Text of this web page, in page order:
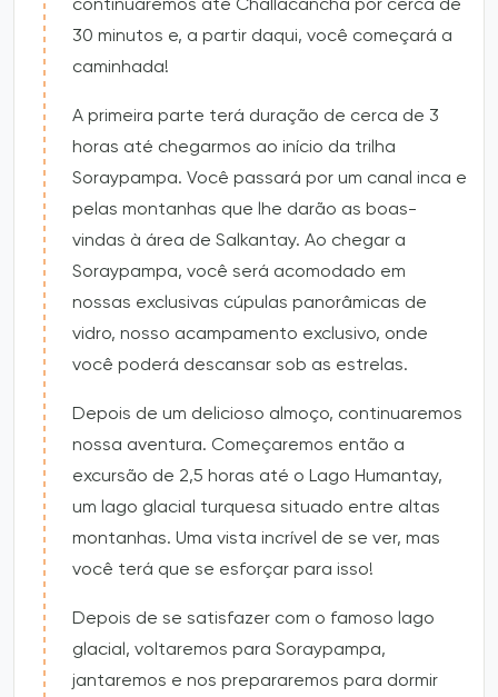
continuaremos até Challacancha por cerca de
30 minutos e, a partir daqui, você começará a
caminhada!
A primeira parte terá duração de cerca de 3
horas até chegarmos ao início da trilha
Soraypampa. Você passará por um canal inca e
pelas montanhas que lhe darão as boas-
vindas à área de Salkantay. Ao chegar a
Soraypampa, você será acomodado em
nossas exclusivas cúpulas panorâmicas de
vidro, nosso acampamento exclusivo, onde
você poderá descansar sob as estrelas.
Depois de um delicioso almoço, continuaremos
nossa aventura. Começaremos então a
excursão de 2,5 horas até o Lago Humantay,
um lago glacial turquesa situado entre altas
montanhas. Uma vista incrível de se ver, mas
você terá que se esforçar para isso!
Depois de se satisfazer com o famoso lago
glacial, voltaremos para Soraypampa,
jantaremos e nos prepararemos para dormir